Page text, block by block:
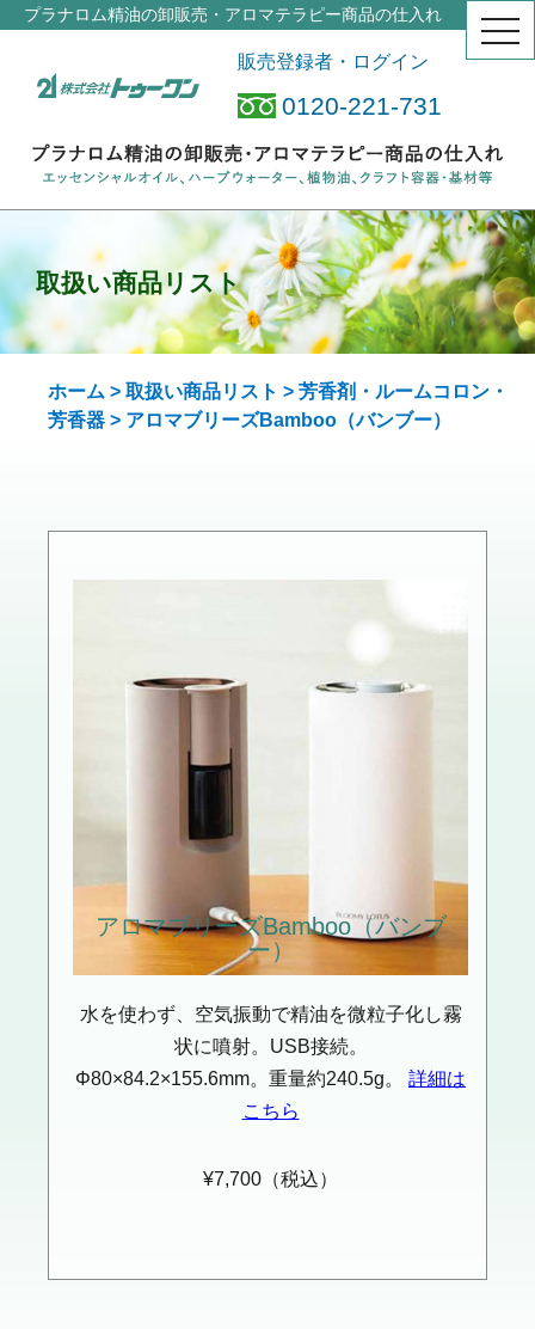
プラナロム精油の卸販売・アロマテラピー商品の仕入れ
販売登録者・ログイン
0120-221-731
取扱い商品リスト
ホーム > 取扱い商品リスト > 芳香剤・ルームコロン・
芳香器 > アロマブリーズBamboo（バンブー）
アロマブリーズBamboo（バンブ
ー）
水を使わず、空気振動で精油を微粒子化し霧
状に噴射。USB接続。
Φ80×84.2×155.6mm。重量約240.5g。 詳細は
こちら
¥7,700（税込）